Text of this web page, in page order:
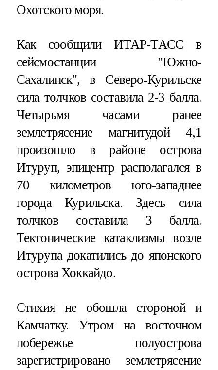
Охотского моря.
Как сообщили ИТАР-ТАСС в
сейсмостанции "Южно-
Сахалинск", в Северо-Курильске
сила толчков составила 2-3 балла.
Четырьмя часами ранее
землетрясение магнитудой 4,1
произошло в районе острова
Итуруп, эпицентр располагался в
70 километров юго-западнее
города Курильска. Здесь сила
толчков составила 3 балла.
Тектонические катаклизмы возле
Итурупа докатились до японского
острова Хоккайдо.
Стихия не обошла стороной и
Камчатку. Утром на восточном
побережье полуострова
зарегистрировано землетрясение